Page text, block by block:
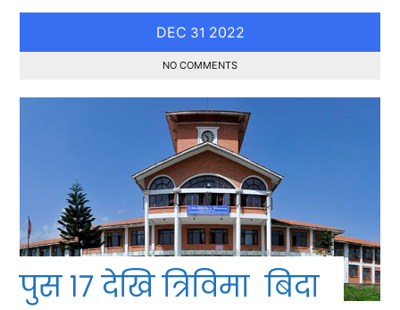
DEC 31 2022
NO COMMENTS
पुस १७ देखि त्रिविमा बिदा